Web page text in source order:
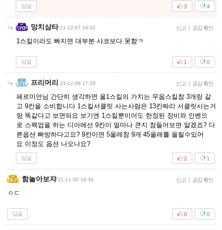
답글 4
3
망치삼타 21-12-07 16:02 신고 | 공감 확인
1스킬이라도 빠지면 대부분 샤코보다 못함ㅋ
답글 0
1
프리머리 21-12-09 17:20 신고 | 공감 확인
페르미언님 간단히 생각하면 올1스킬의 가치는 무옵스킬참 3개랑 같
고 9칸을 소비합니다 1스킬서클릿 사는사람은 13칸짜리 서클릿사는거
랑 똑같다고 보면되요 보기엔 1스킬뿐이어도 한정된 장비와 인벤으
로 스펙업을 하는 디아에선 9칸이 얼마나 큰지 참들어보면 알겠죠? 다
른옵션 빠방하다고요? 9칸이면 5올레참 9개 45올레를 올릴수있어
요 이정도 옵션 나오나요?
답글 1
2
함놀아보쟈 21-11-30 18:39 신고 | 공감 확인
ㅇㄷ
답글 0
0